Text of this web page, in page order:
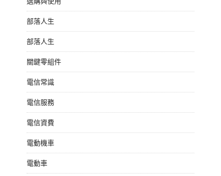
部落人生
部落人生
關鍵零組件
電信常識
電信服務
電信資費
電動機車
電動車